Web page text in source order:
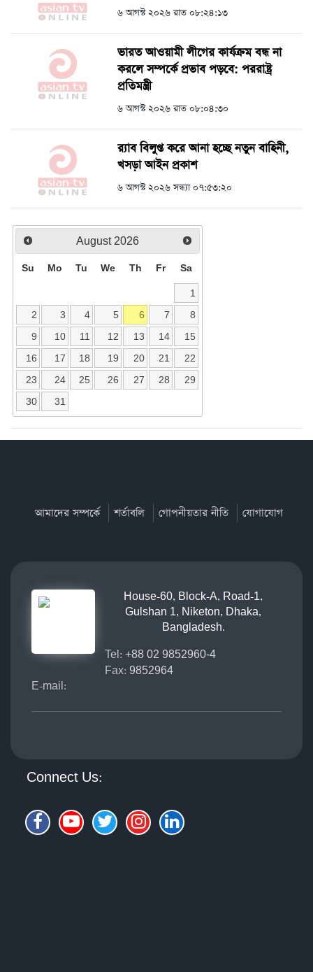
৬ আগস্ট ২০২৬ রাত ০৮:২৪:১৩
ভারত আওয়ামী লীগের কার্যক্রম বন্ধ না
করলে সম্পর্কে প্রভাব পড়বে: পররাষ্ট্র
প্রতিমন্ত্রী
৬ আগস্ট ২০২৬ রাত ০৮:০৪:৩০
র‍্যাব বিলুপ্ত করে আনা হচ্ছে নতুন বাহিনী,
খসড়া আইন প্রকাশ
৬ আগস্ট ২০২৬ সন্ধ্যা ০৭:৫৩:২০
August 2026
Su Mo Tu We Th Fr Sa
1
2
3 4 5 6 7
8
9
10 11 12 13 14
15
16
17 18 19 20 21
22
23
24 25 26 27 28
29
30
31
আমাদের সম্পর্কে শর্তাবলি গোপনীয়তার নীতি যোগাযোগ
House-60, Block-A, Road-1,
Gulshan 1, Niketon, Dhaka,
Bangladesh.
Tel: +88 02 9852960-4
Fax: 9852964
E-mail:
Connect Us: